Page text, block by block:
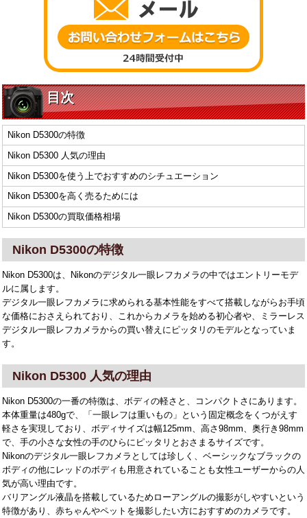
目次
Nikon D5300の特徴
Nikon D5300 人気の理由
Nikon D5300を使う上でおすすめのシチュエーション
Nikon D5300を高く売るためには
Nikon D5300の買取価格相場
Nikon D5300の特徴
Nikon D5300は、Nikonのデジタル一眼レフカメラの中ではエントリーモデ
ルに属します。
デジタル一眼レフカメラに求められる基本性能をすべて搭載しながらお手頃
な価格におさえられており、これからカメラを始める初心者や、ミラーレス
デジタル一眼レフカメラからの買い替えにピッタリのモデルとなっていま
す。
Nikon D5300 人気の理由
Nikon D5300の一番の特徴は、ボディの軽さと、コンパクトさにあります。
本体重量は480gで、「一眼レフは重いもの」という固定概念をくつがえす
軽さを実現しており、ボディサイズは幅125mm、高さ98mm、奥行き98mm
で、手の小さな女性の手のひらにピッタリとおさまるサイズです。
Nikonのデジタル一眼レフカメラとしては珍しく、ベーシックなブラックの
ボディの他にレッドのボディも用意されていることも女性ユーザーからの人
気が高い理由です。
バリアングル液晶を搭載しているためローアングルの撮影がしやすいという
特徴があり、赤ちゃんやペットを撮影したい方におすすめのカメラです。